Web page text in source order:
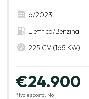
6/2023
Elettrica/Benzina
225 CV (165 KW)
€24.900
*Iva esposta: No